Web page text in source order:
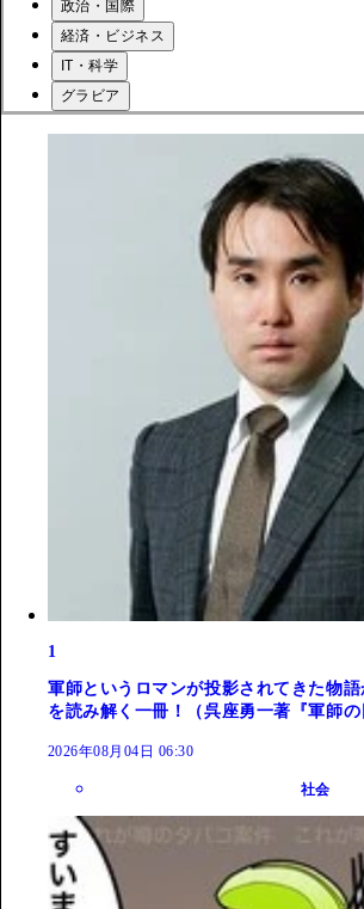
政治・国際
経済・ビジネス
IT・科学
グラビア
1
軍師というロマンが投影されてきた物
を読み解く一冊！（呉座勇一著『軍師の
2026年08月04日 06:30
社会